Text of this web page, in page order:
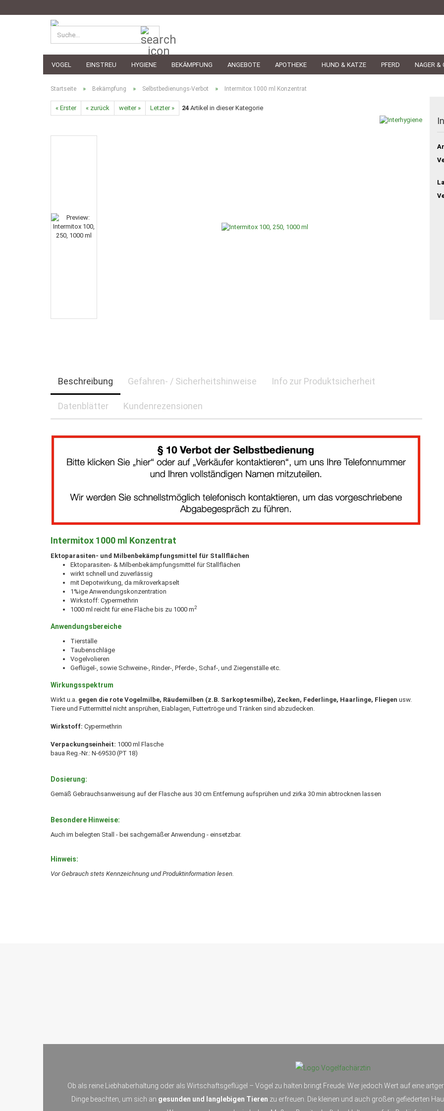
VOGEL EINSTREU HYGIENE BEKÄMPFUNG ANGEBOTE APOTHEKE HUND & KATZE PFERD NAGER &
Startseite » Bekämpfung » Selbstbedienungs-Verbot » Intermitox 1000 ml Konzentrat
« Erster « zurück weiter » Letzter » 24 Artikel in dieser Kategorie
Beschreibung Gefahren- / Sicherheitshinweise Info zur Produktsicherheit
Datenblätter Kundenrezensionen
Intermitox 1000 ml Konzentrat
Ektoparasiten- und Milbenbekämpfungsmittel für Stallflächen
Ektoparasiten- & Milbenbekämpfungsmittel für Stallflächen
wirkt schnell und zuverlässig
mit Depotwirkung, da mikroverkapselt
1%ige Anwendungskonzentration
Wirkstoff: Cypermethrin
1000 ml reicht für eine Fläche bis zu 1000 m2
Anwendungsbereiche
Tierställe
Taubenschläge
Vogelvolieren
Geflügel-, sowie Schweine-, Rinder-, Pferde-, Schaf-, und Ziegenställe etc.
Wirkungsspektrum
Wirkt u.a. gegen die rote Vogelmilbe, Räudemilben (z.B. Sarkoptesmilbe), Zecken, Federlinge, Haarlinge, Fliegen usw.
Tiere und Futtermittel nicht ansprühen, Eiablagen, Futtertröge und Tränken sind abzudecken.
Wirkstoff: Cypermethrin
Verpackungseinheit: 1000 ml Flasche
baua Reg.-Nr.: N-69530 (PT 18)
Dosierung:
Gemäß Gebrauchsanweisung auf der Flasche aus 30 cm Entfernung aufsprühen und zirka 30 min abtrocknen lassen
Besondere Hinweise:
Auch im belegten Stall - bei sachgemäßer Anwendung - einsetzbar.
Hinweis:
Vor Gebrauch stets Kennzeichnung und Produktinformation lesen.
Ob als reine Liebhaberhaltung oder als Wirtschaftsgeflügel – Vögel zu halten bringt Freude. Wer jedoch Wert auf eine
Dinge beachten, um sich an gesunden und langlebigen Tieren zu erfreuen. Die kleinen und auch großen gefiederten